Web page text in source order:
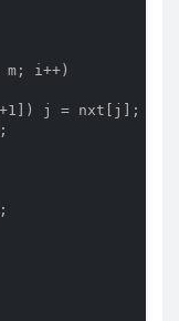
m; i++)
j = nxt[j];